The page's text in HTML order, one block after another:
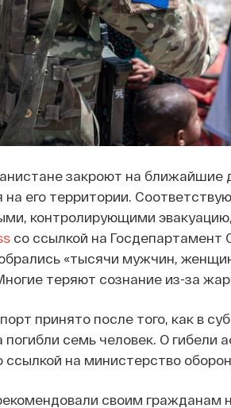
закроют на ближайшие
на его территории.
контролирующими
со ссылкой на Госдепартамент
«тысячи мужчин,
теряют сознание из-за
принято после того, как в
семь человек. О гибели
ссылкой на министерство
своим гражданам